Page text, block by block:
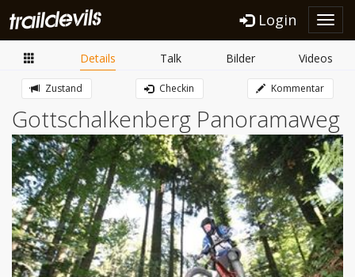
Login
Details Talk Bilder Videos
Zustand Checkin Kommentar
Gottschalkenberg Panoramaweg